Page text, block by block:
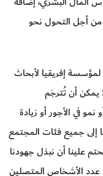
من أجل التحول نحو
لمؤسسة إفريقيا لأبحاث
يمكن أن تُترجَم
نمو في الأجور أو زيادة
إلى جميع فئات المجتمع
علينا أن نبذل جهودنا
عدد الأشخاص المتصلين